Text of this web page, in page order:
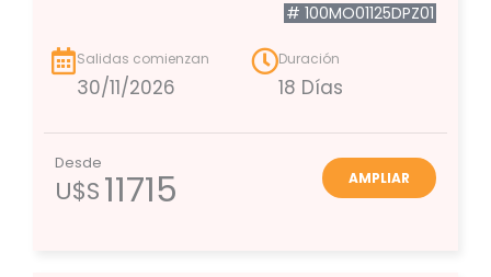
# 100MO01125DPZ01
Salidas comienzan
30/11/2026
Duración
18 Días
Desde
U$S11715 AMPLIAR